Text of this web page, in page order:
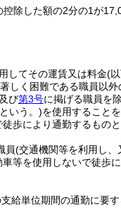
控除した額の2分の1が
してその運賃又は料金(
しく困難である職員以
び第3号に掲げる職員を
いう。)を使用すること
歩により通勤するもの
員(交通機関等を利用し、
等を使用しないで徒歩
給単位期間の通勤に要